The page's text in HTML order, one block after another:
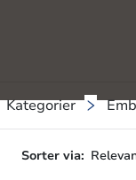
Kategorier
Sorter via: